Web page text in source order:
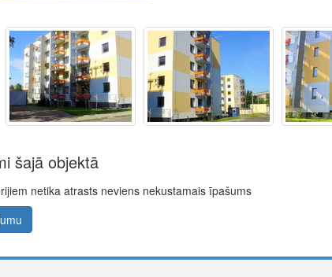
šajā objektā
netika atrasts neviens nekustamais īpašums